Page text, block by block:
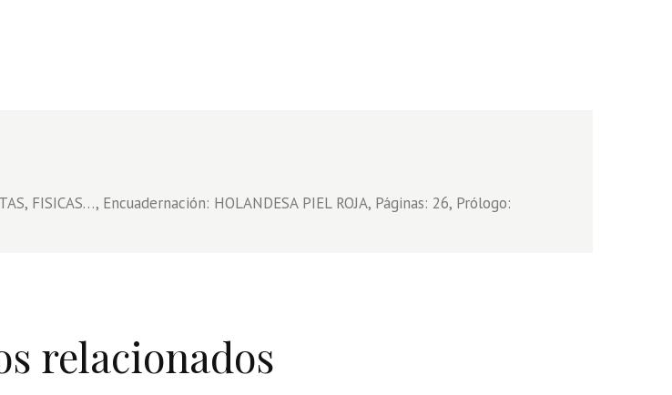
FISICAS…, Encuadernación: HOLANDESA PIEL ROJA, Páginas: 26, Prólogo:
relacionados